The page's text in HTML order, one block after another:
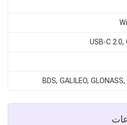
USB-C 2.0,
BDS, GALILEO, GLONASS,